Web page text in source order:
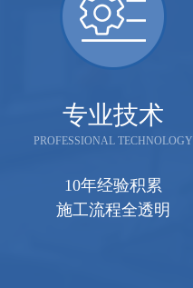
专业技术
PROFESSIONAL TECHNOLOGY
10年经验积累
施工流程全透明